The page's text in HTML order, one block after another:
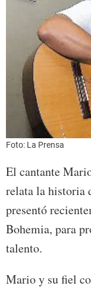
Foto: La Prensa
El cantante
relata la historia
presentó
Bohemia, para
talento.
Mario y su fiel